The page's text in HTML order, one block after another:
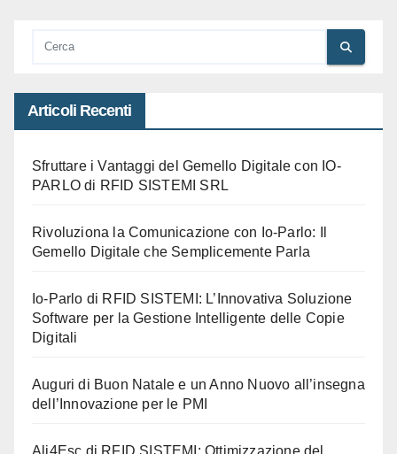
Articoli Recenti
Sfruttare i Vantaggi del Gemello Digitale con IO-
PARLO di RFID SISTEMI SRL
Rivoluziona la Comunicazione con Io-Parlo: Il
Gemello Digitale che Semplicemente Parla
Io-Parlo di RFID SISTEMI: L’Innovativa Soluzione
Software per la Gestione Intelligente delle Copie
Digitali
Auguri di Buon Natale e un Anno Nuovo all’insegna
dell’Innovazione per le PMI